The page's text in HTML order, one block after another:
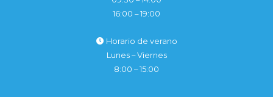
16:00 – 19:00
Horario de verano
Lunes – Viernes
8:00 – 15:00